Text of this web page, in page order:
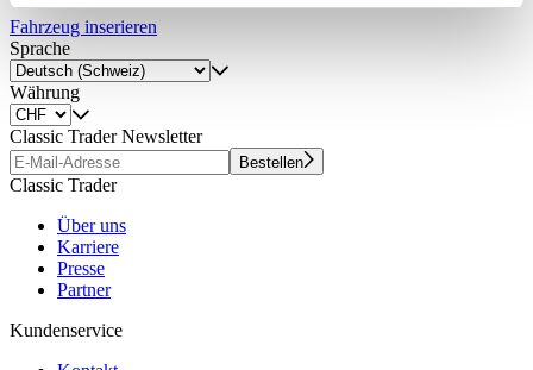
Partner führen diese Informationen möglicherweise mit
weiteren Daten zusammen, die Sie ihnen bereitgestellt
haben oder die sie im Rahmen Ihrer Nutzung der Dienste
gesammelt haben.
Fahrzeug inserieren
Sprache
Währung
Classic Trader Newsletter
Bestellen
Classic Trader
Über uns
Karriere
Presse
Partner
Kundenservice